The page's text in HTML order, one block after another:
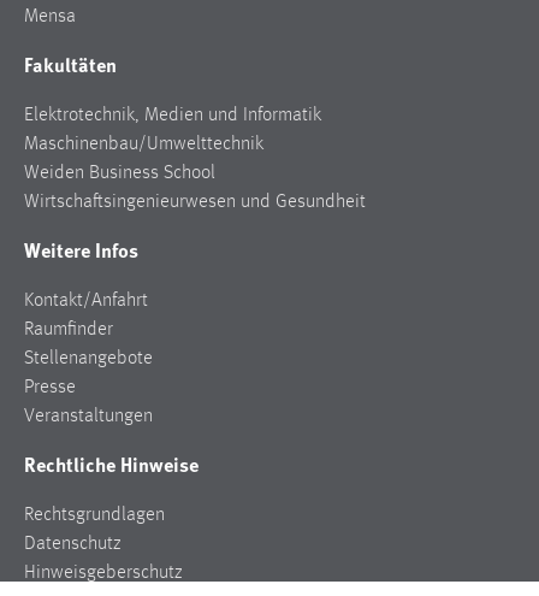
Mensa
Fakultäten
Elektrotechnik, Medien und Informatik
Maschinenbau/Umwelttechnik
Weiden Business School
Wirtschaftsingenieurwesen und Gesundheit
Weitere Infos
Kontakt/Anfahrt
Raumfinder
Stellenangebote
Presse
Veranstaltungen
Rechtliche Hinweise
Rechtsgrundlagen
Datenschutz
Hinweisgeberschutz